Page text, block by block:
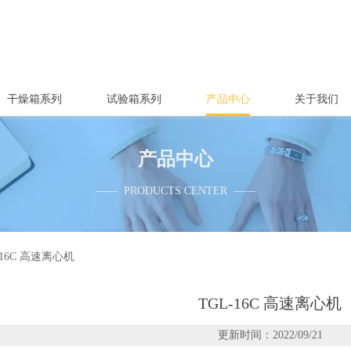
干燥箱系列 试验箱系列 产品中心 关于我们
产品中心
—— PRODUCTS CENTER ——
高速离心机
TGL-16C 高速离心机
更新时间：2022/09/21